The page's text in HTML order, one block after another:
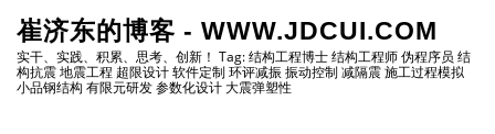
content
崔济东的博客 - WWW.JDCUI.COM
实干、实践、积累、思考、创新！ Tag: 结构工程博士 结构工程师 伪程序员 结
构抗震 地震工程 超限设计 软件定制 环评减振 振动控制 减隔震 施工过程模拟
小品钢结构 有限元研发 参数化设计 大震弹塑性